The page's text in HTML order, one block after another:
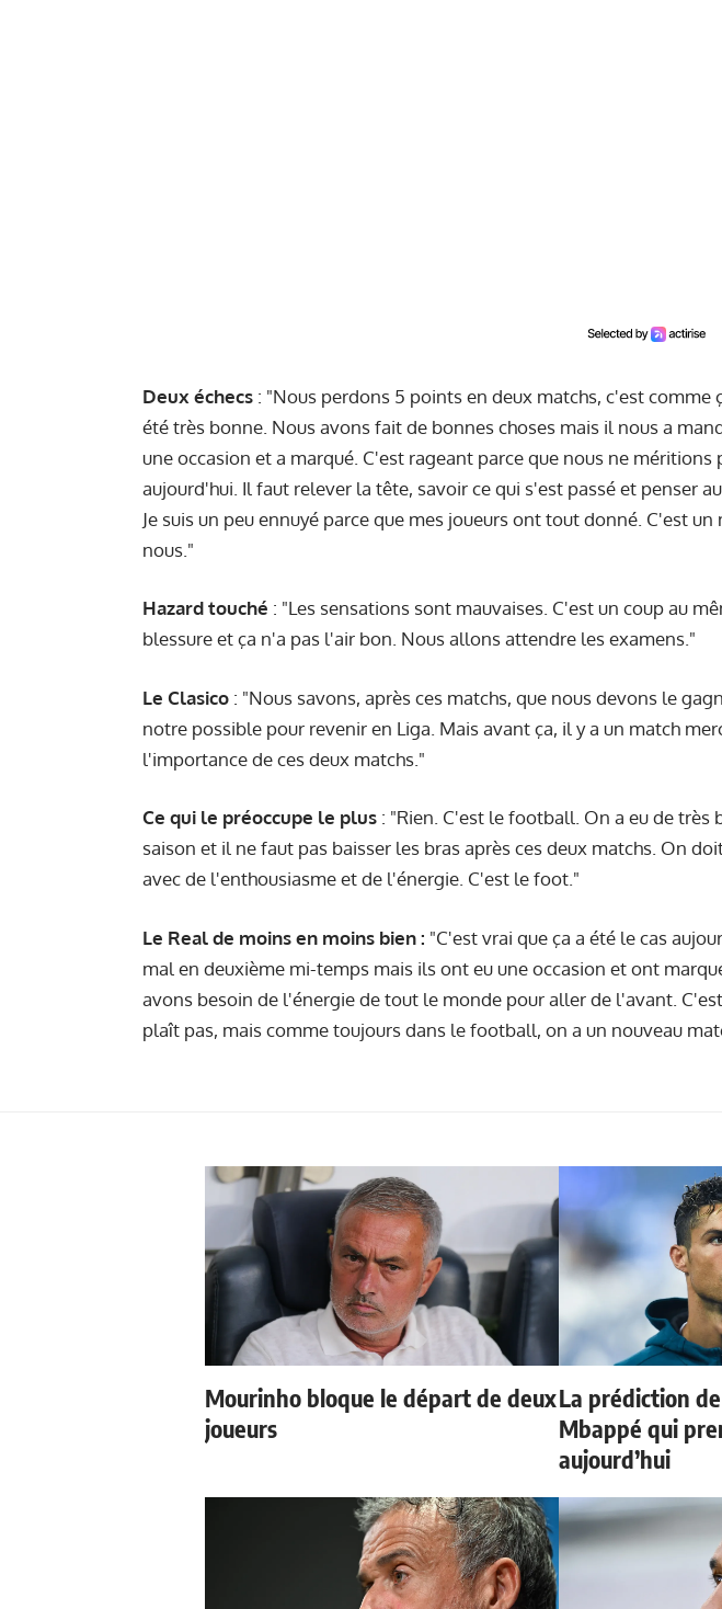
Deux échecs : "Nous perdons 5 points en deux matchs, c'est comme
été très bonne. Nous avons fait de bonnes choses mais il nous a
une occasion et a marqué. C'est rageant parce que nous ne méritions
aujourd'hui. Il faut relever la tête, savoir ce qui s'est passé et penser
Je suis un peu ennuyé parce que mes joueurs ont tout donné. C'est
nous."
Hazard touché : "Les sensations sont mauvaises. C'est un coup au
blessure et ça n'a pas l'air bon. Nous allons attendre les examens."
Le Clasico : "Nous savons, après ces matchs, que nous devons le
notre possible pour revenir en Liga. Mais avant ça, il y a un match
l'importance de ces deux matchs."
Ce qui le préoccupe le plus : "Rien. C'est le football. On a eu de très
saison et il ne faut pas baisser les bras après ces deux matchs. On
avec de l'enthousiasme et de l'énergie. C'est le foot."
Le Real de moins en moins bien : "C'est vrai que ça a été le cas
mal en deuxième mi-temps mais ils ont eu une occasion et ont
avons besoin de l'énergie de tout le monde pour aller de l'avant.
plaît pas, mais comme toujours dans le football, on a un nouveau
Mourinho bloque le départ de deux
joueurs
La prédiction
Mbappé qui
aujourd’hui